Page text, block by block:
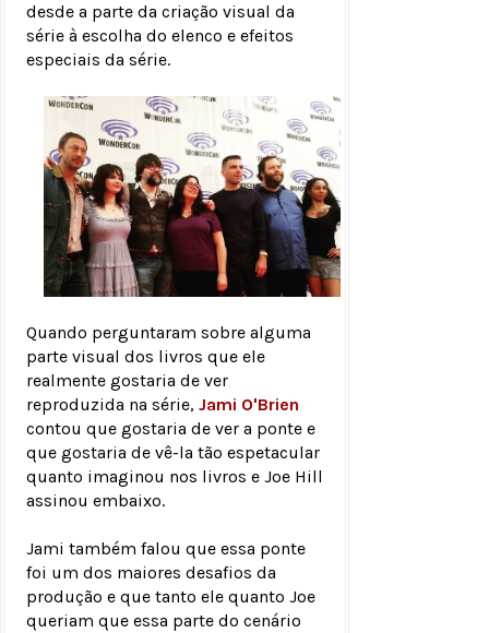
desde a parte da criação visual da
série à escolha do elenco e efeitos
especiais da série.
Quando perguntaram sobre alguma
parte visual dos livros que ele
realmente gostaria de ver
reproduzida na série, Jami O'Brien
contou que gostaria de ver a ponte e
que gostaria de vê-la tão espetacular
quanto imaginou nos livros e Joe Hill
assinou embaixo.
Jami também falou que essa ponte
foi um dos maiores desafios da
produção e que tanto ele quanto Joe
queriam que essa parte do cenário